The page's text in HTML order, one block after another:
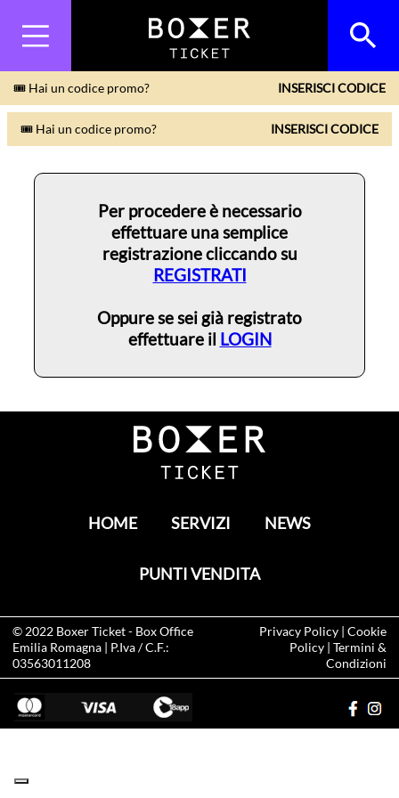
🎟 Hai un codice promo? INSERISCI CODICE
🎟 Hai un codice promo? INSERISCI CODICE
Per procedere è necessario
effettuare una semplice
registrazione cliccando su
REGISTRATI
Oppure se sei già registrato
effettuare il LOGIN
HOME SERVIZI NEWS
PUNTI VENDITA
© 2022 Boxer Ticket- Box Office
Emilia Romagna | P.Iva / C.F.:
03563011208
Privacy Policy| Cookie
Policy| Termini &
Condizioni